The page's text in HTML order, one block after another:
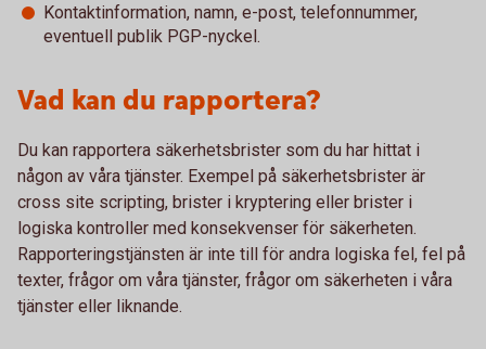
Kontaktinformation, namn, e-post, telefonnummer,
eventuell publik PGP-nyckel.
Vad kan du rapportera?
Du kan rapportera säkerhetsbrister som du har hittat i
någon av våra tjänster. Exempel på säkerhetsbrister är
cross site scripting, brister i kryptering eller brister i
logiska kontroller med konsekvenser för säkerheten.
Rapporteringstjänsten är inte till för andra logiska fel, fel på
texter, frågor om våra tjänster, frågor om säkerheten i våra
tjänster eller liknande.